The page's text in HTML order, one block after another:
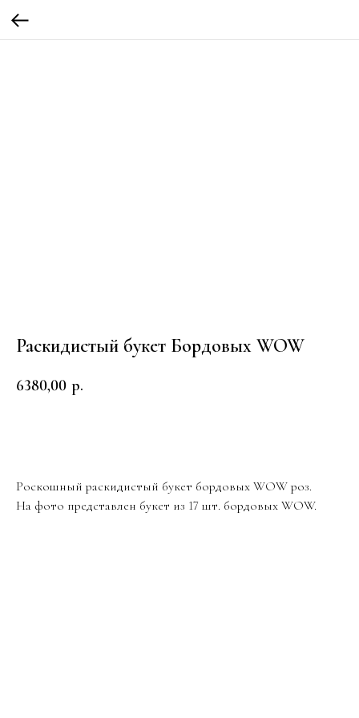
Раскидистый букет Бордовых WOW
6380,00 р.
Роскошный раскидистый букет бордовых WOW роз.
На фото представлен букет из 17 шт. бордовых WOW.